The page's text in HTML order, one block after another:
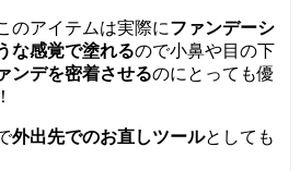
のアイテムは実際にファンデーシ
な感覚で塗れるので小鼻や目の下
ンデを密着させるのにとっても優
外出先でのお直しツールとしても